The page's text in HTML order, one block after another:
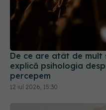
De ce are atât de mult
explică psihologia
percepem